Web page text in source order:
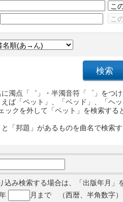
濁点「゛」・半濁音符「゜」をつ
えば「ペット」、「ベッド」、「ヘ
ックを外して「ペット」を検索す
「邦題」があるものを曲名で検索
み検索する場合は、「出版年月」
月まで （西暦、半角数字）